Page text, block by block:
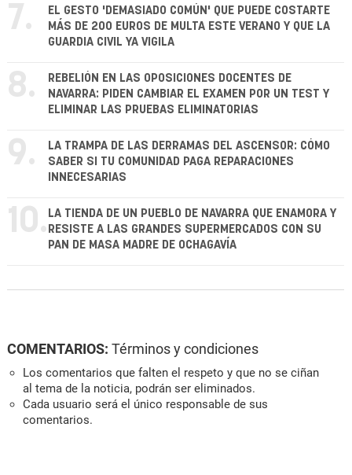
7.
EL GESTO 'DEMASIADO COMÚN' QUE PUEDE COSTARTE
MÁS DE 200 EUROS DE MULTA ESTE VERANO Y QUE LA
GUARDIA CIVIL YA VIGILA
8.
REBELIÓN EN LAS OPOSICIONES DOCENTES DE
NAVARRA: PIDEN CAMBIAR EL EXAMEN POR UN TEST Y
ELIMINAR LAS PRUEBAS ELIMINATORIAS
9.
LA TRAMPA DE LAS DERRAMAS DEL ASCENSOR: CÓMO
SABER SI TU COMUNIDAD PAGA REPARACIONES
INNECESARIAS
10. LA TIENDA DE UN PUEBLO DE NAVARRA QUE ENAMORA Y
RESISTE A LAS GRANDES SUPERMERCADOS CON SU
PAN DE MASA MADRE DE OCHAGAVÍA
COMENTARIOS: Términos y condiciones
Los comentarios que falten el respeto y que no se ciñan
al tema de la noticia, podrán ser eliminados.
Cada usuario será el único responsable de sus
comentarios.